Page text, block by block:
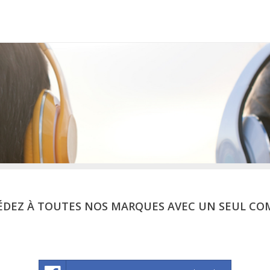
À TOUTES NOS MARQUES AVEC UN SEUL